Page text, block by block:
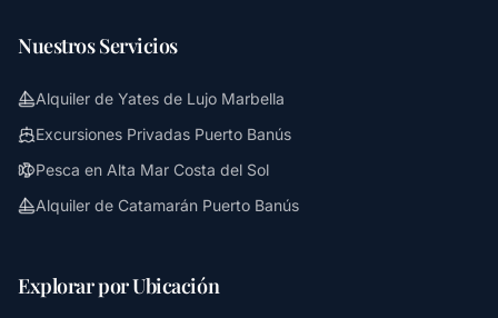
Nuestros Servicios
Alquiler de Yates de Lujo Marbella
Excursiones Privadas Puerto Banús
Pesca en Alta Mar Costa del Sol
Alquiler de Catamarán Puerto Banús
Explorar por Ubicación